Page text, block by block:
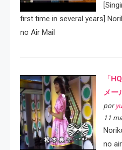
first time in several years]
no Air Mail
「
メ
por
11
no